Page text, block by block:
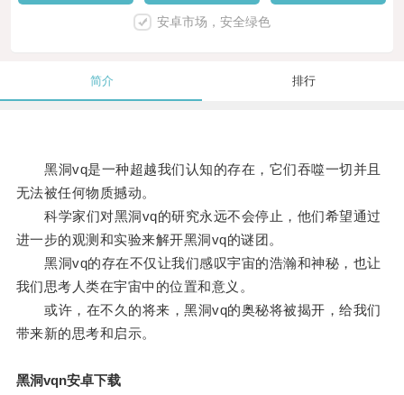
安卓市场，安全绿色
简介 排行
黑洞vq是一种超越我们认知的存在，它们吞噬一切并且
无法被任何物质撼动。
科学家们对黑洞vq的研究永远不会停止，他们希望通过
进一步的观测和实验来解开黑洞vq的谜团。
黑洞vq的存在不仅让我们感叹宇宙的浩瀚和神秘，也让
我们思考人类在宇宙中的位置和意义。
或许，在不久的将来，黑洞vq的奥秘将被揭开，给我们
带来新的思考和启示。
黑洞vqn安卓下载